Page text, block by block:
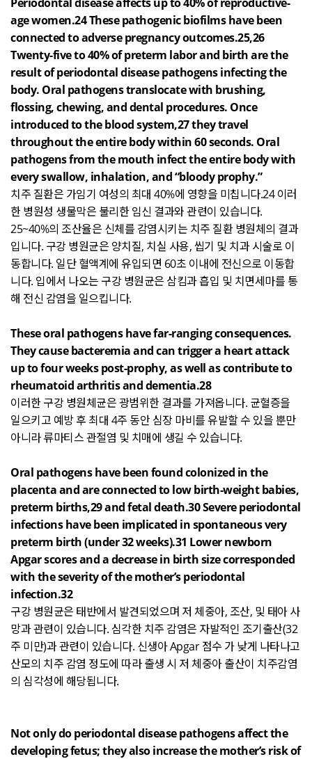
age women.24 These pathogenic biofilms have been
connected to adverse pregnancy outcomes.25,26
Twenty-five to 40% of preterm labor and birth are the
result of periodontal disease pathogens infecting the
body. Oral pathogens translocate with brushing,
flossing, chewing, and dental procedures. Once
introduced to the blood system,27 they travel
throughout the entire body within 60 seconds. Oral
pathogens from the mouth infect the entire body with
every swallow, inhalation, and “bloody prophy.”
치주 질환은 가임기 여성의 최대 40%에 영향을 미칩니다.24이러
한 병원성 생물막은 불리한 임신 결과와 관련이 있습니다.
25~40%의 조산율은 신체를 감염시키는 치주 질환 병원체의 결과
입니다. 구강 병원균은 양치질, 치실 사용,씹기 및 치과 시술로 이
동합니다. 일단 혈액계에 유입되면 60초 이내에 전신으로 이동합
니다. 입에서 나오는 구강 병원균은 삼킴과 흡입 및 치면세마를 통
해 전신 감염을 일으킵니다.
These oral pathogens have far-ranging consequences.
They cause bacteremia and can trigger a heart attack
up to four weeks post-prophy, as well as contribute to
rheumatoid arthritis and dementia.28
이러한 구강 병원체균은 광범위한 결과를 가져옵니다. 균혈증을
일으키고 예방 후 최대 4주 동안 심장 마비를 유발할 수 있을 뿐만
아니라 류마티스 관절염 및 치매에 생길 수 있습니다.
Oral pathogens have been found colonized in the
placenta and are connected to low birth-weight babies,
preterm births,29 and fetal death.30 Severe periodontal
infections have been implicated in spontaneous very
preterm birth (under 32 weeks).31 Lower newborn
Apgar scores and a decrease in birth size corresponded
with the severity of the mother’s periodontal
infection.32
구강 병원균은 태반에서 발견되었으며 저 체중아, 조산, 및 태아 사
망과 관련이 있습니다.심각한 치주 감염은 자발적인 조기출산(32
주 미만)과 관련이 있습니다. 신생아Apgar점수 가 낮게 나타나고
산모의 치주 감염 정도에 따라 출생 시 저 체중아 출산이 치주감염
의 심각성에 해당됩니다.
Not only do periodontal disease pathogens affect the
developing fetus; they also increase the mother’s risk of